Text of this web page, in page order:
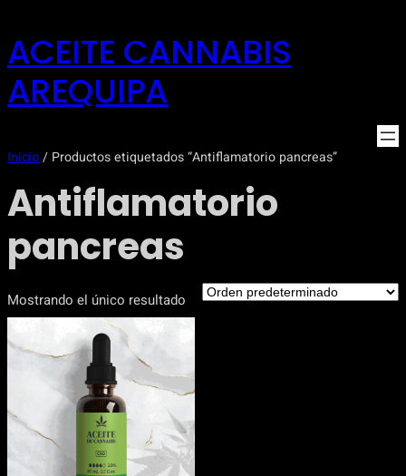
al
contenido
ACEITE CANNABIS
AREQUIPA
Inicio/ Productos etiquetados “Antiflamatorio pancreas”
Antiflamatorio
pancreas
Mostrando el único resultado